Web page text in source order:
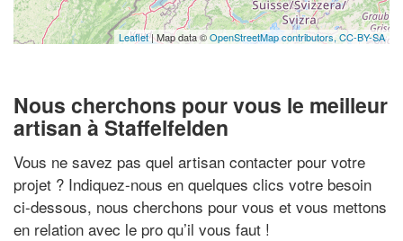
Leaflet| Map data ©OpenStreetMap contributors, CC-BY-SA
Nous cherchons pour vous le meilleur
artisan à Staffelfelden
Vous ne savez pas quel artisan contacter pour votre
projet ? Indiquez-nous en quelques clics votre besoin
ci-dessous, nous cherchons pour vous et vous mettons
en relation avec le pro qu’il vous faut !